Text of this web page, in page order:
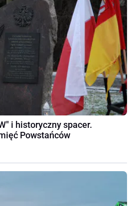
i historyczny spacer.
Powstańców